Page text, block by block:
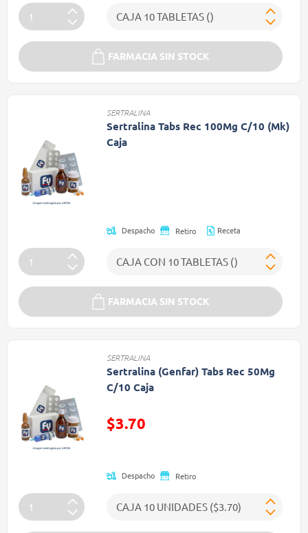
FARMACIA SIN STOCK
SERTRALINA
Sertralina Tabs Rec 100Mg C/10 (Mk)
Caja
Despacho Retiro Receta
FARMACIA SIN STOCK
SERTRALINA
Sertralina (Genfar) Tabs Rec 50Mg
C/10 Caja
$3.70
Despacho Retiro